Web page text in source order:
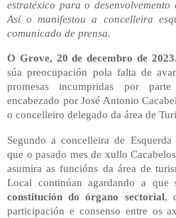
estratéxico para o
Así o manifestou a concelleira
comunicado de prensa.
O Grove, 20 de decembro de
súa preocupación pola falta de
promesas incumpridas por
encabezado por José Antonio
o concelleiro delegado da área de
Segundo a concelleira de
que o pasado mes de xullo
asumira as funcións da área de
Local continúan agardando a
constitución do órgano sectorial,
participación e consenso entre os